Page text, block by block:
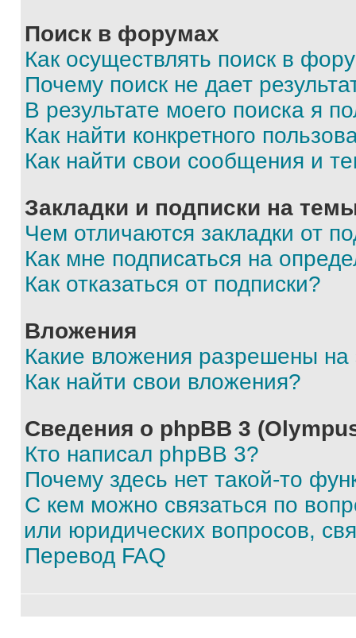
Поиск в форумах
Как осуществлять поиск в
Почему поиск не дает
В результате моего поиска я
Как найти конкретного
Как найти свои сообщения и
Закладки и подписки на
Чем отличаются закладки от
Как мне подписаться на
Как отказаться от подписки?
Вложения
Какие вложения разрешены
Как найти свои вложения?
Сведения о phpBB 3
Кто написал phpBB 3?
Почему здесь нет такой-то
С кем можно связаться по
или юридических вопросов,
Перевод FAQ